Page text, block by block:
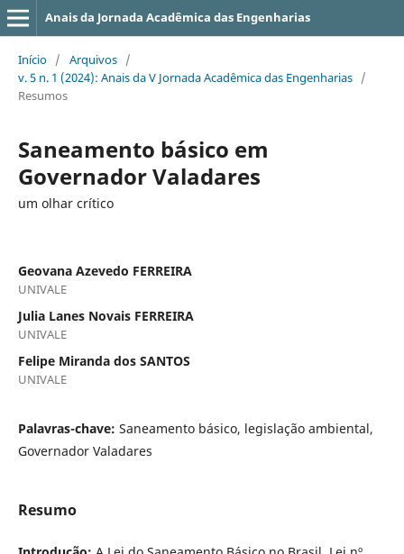
Anais da Jornada Acadêmica das Engenharias
Início / Arquivos /
v. 5 n. 1 (2024): Anais da V Jornada Acadêmica das Engenharias /
Resumos
Saneamento básico em
Governador Valadares
um olhar crítico
Geovana Azevedo FERREIRA
UNIVALE
Julia Lanes Novais FERREIRA
UNIVALE
Felipe Miranda dos SANTOS
UNIVALE
Palavras-chave: Saneamento básico, legislação ambiental,
Governador Valadares
Resumo